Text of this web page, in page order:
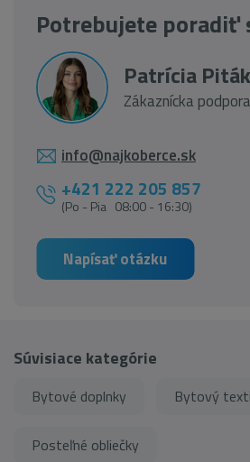
Potrebujete poradiť
Patrícia
Zákaznícka podpora
info@najkoberce.sk
+421 222 205 857
(Po - Pia 08:00 - 16:30)
Napísať otázku
Súvisiace kategórie
Bytové doplnky Bytový
Posteľné obliečky